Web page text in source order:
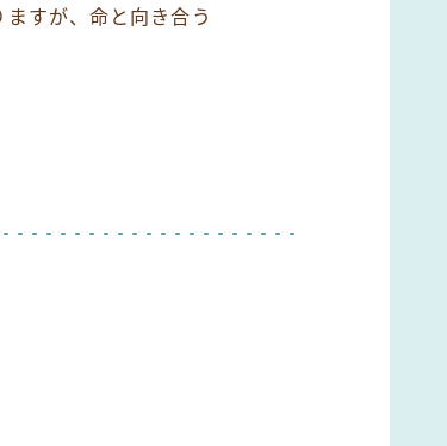
すが、命と向き合う